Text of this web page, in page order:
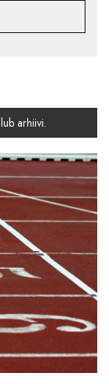
arhiivi.